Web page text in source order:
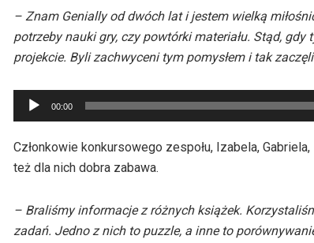
– Znam Genially od dwóch lat i jestem wielką
potrzeby nauki gry, czy powtórki materiału. Stąd,
projekcie. Byli zachwyceni tym pomysłem i tak
Odtwarzacz
plików
dźwiękowych
00:00
Członkowie konkursowego zespołu, Izabela,
też dla nich dobra zabawa.
– Braliśmy informacje z różnych książek.
zadań. Jedno z nich to puzzle, a inne to